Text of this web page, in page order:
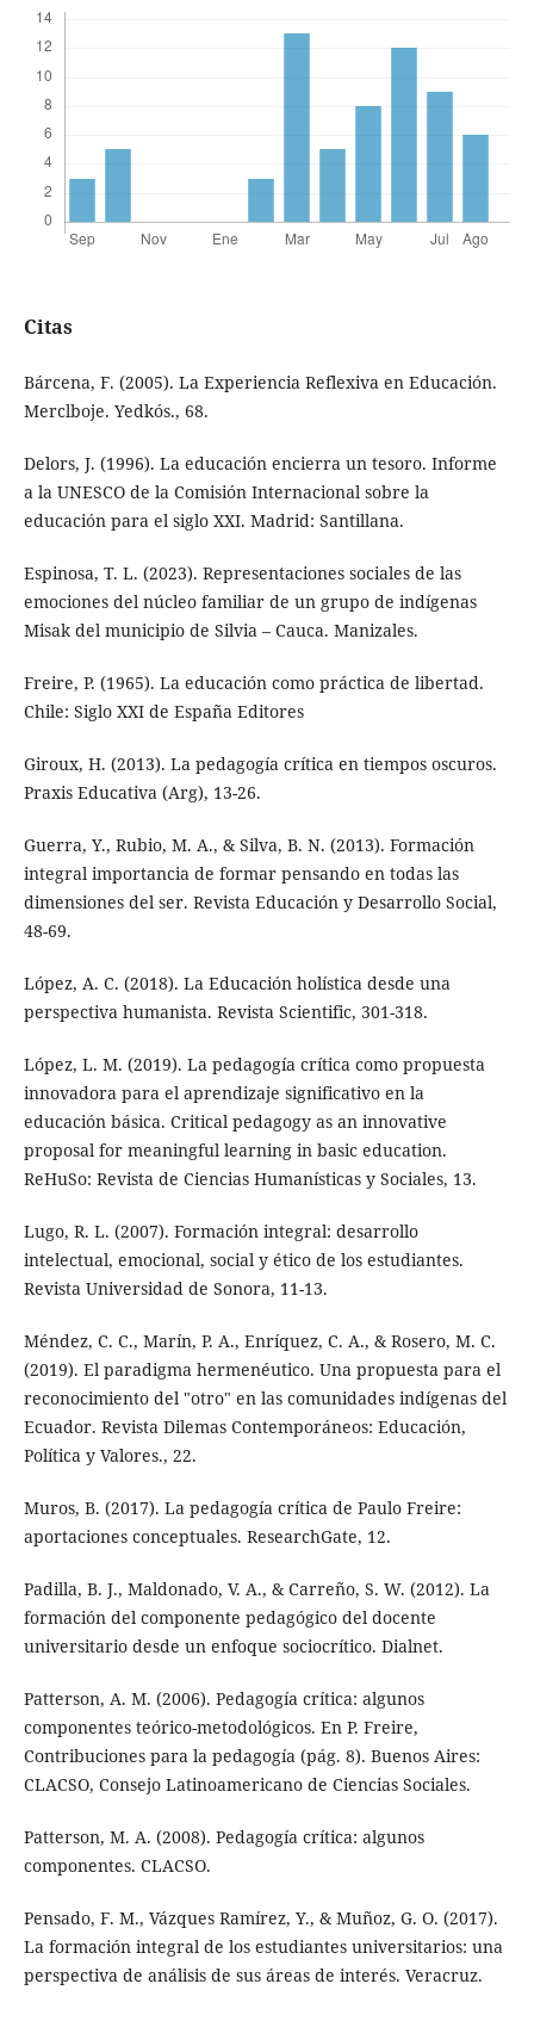
Citas
Bárcena, F. (2005). La Experiencia Reflexiva en Educación.
Merclboje. Yedkós., 68.
Delors, J. (1996). La educación encierra un tesoro. Informe
a la UNESCO de la Comisión Internacional sobre la
educación para el siglo XXI. Madrid: Santillana.
Espinosa, T. L. (2023). Representaciones sociales de las
emociones del núcleo familiar de un grupo de indígenas
Misak del municipio de Silvia – Cauca. Manizales.
Freire, P. (1965). La educación como práctica de libertad.
Chile: Siglo XXI de España Editores
Giroux, H. (2013). La pedagogía crítica en tiempos oscuros.
Praxis Educativa (Arg), 13-26.
Guerra, Y., Rubio, M. A., & Silva, B. N. (2013). Formación
integral importancia de formar pensando en todas las
dimensiones del ser. Revista Educación y Desarrollo Social,
48-69.
López, A. C. (2018). La Educación holística desde una
perspectiva humanista. Revista Scientific, 301-318.
López, L. M. (2019). La pedagogía crítica como propuesta
innovadora para el aprendizaje significativo en la
educación básica. Critical pedagogy as an innovative
proposal for meaningful learning in basic education.
ReHuSo: Revista de Ciencias Humanísticas y Sociales, 13.
Lugo, R. L. (2007). Formación integral: desarrollo
intelectual, emocional, social y ético de los estudiantes.
Revista Universidad de Sonora, 11-13.
Méndez, C. C., Marín, P. A., Enríquez, C. A., & Rosero, M. C.
(2019). El paradigma hermenéutico. Una propuesta para el
reconocimiento del "otro" en las comunidades indígenas del
Ecuador. Revista Dilemas Contemporáneos: Educación,
Política y Valores., 22.
Muros, B. (2017). La pedagogía crítica de Paulo Freire:
aportaciones conceptuales. ResearchGate, 12.
Padilla, B. J., Maldonado, V. A., & Carreño, S. W. (2012). La
formación del componente pedagógico del docente
universitario desde un enfoque sociocrítico. Dialnet.
Patterson, A. M. (2006). Pedagogía crítica: algunos
componentes teórico-metodológicos. En P. Freire,
Contribuciones para la pedagogía (pág. 8). Buenos Aires:
CLACSO, Consejo Latinoamericano de Ciencias Sociales.
Patterson, M. A. (2008). Pedagogía crítica: algunos
componentes. CLACSO.
Pensado, F. M., Vázques Ramírez, Y., & Muñoz, G. O. (2017).
La formación integral de los estudiantes universitarios: una
perspectiva de análisis de sus áreas de interés. Veracruz.